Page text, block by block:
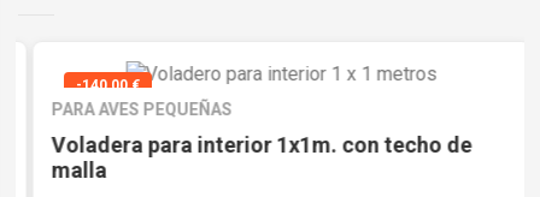
-140,00 €
PARA AVES PEQUEÑAS
Voladera para interior 1x1m. con techo de
malla